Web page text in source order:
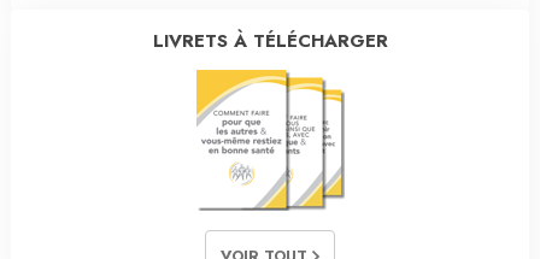
LIVRETS À TÉLÉCHARGER